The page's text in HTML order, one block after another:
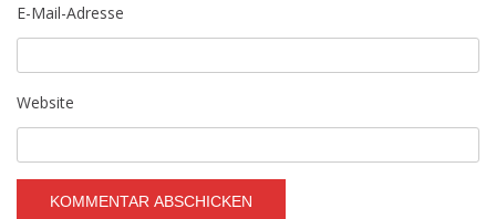
E-Mail-Adresse
Website